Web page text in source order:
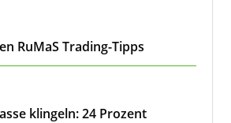
RuMaS Trading-Tipps
klingeln: 24 Prozent